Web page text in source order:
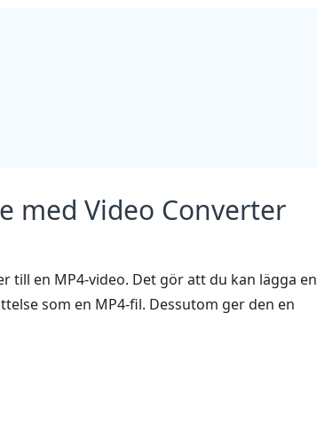
med Video Converter
till en MP4-video. Det gör att du kan lägga en
som en MP4-fil. Dessutom ger den en